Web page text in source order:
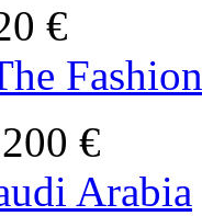
€
€
Arabia